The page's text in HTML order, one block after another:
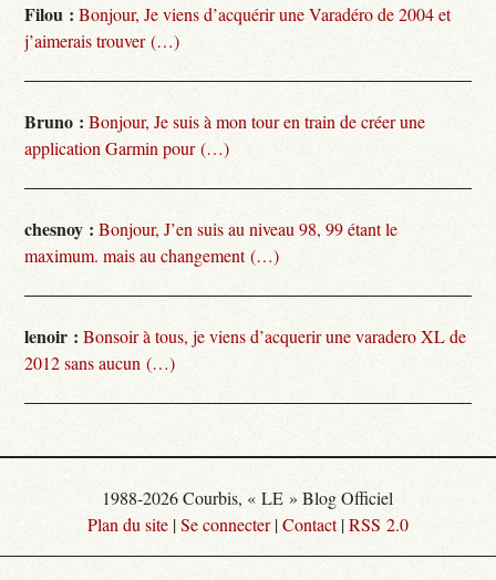
Filou : Bonjour, Je viens d’acquérir une Varadéro de 2004 et
j’aimerais trouver (…)
Bruno : Bonjour, Je suis à mon tour en train de créer une
application Garmin pour (…)
chesnoy : Bonjour, J’en suis au niveau 98, 99 étant le
maximum. mais au changement (…)
lenoir : Bonsoir à tous, je viens d’acquerir une varadero XL de
2012 sans aucun (…)
1988-2026 Courbis, « LE » Blog Officiel
Plan du site |Se connecter|Contact|RSS 2.0